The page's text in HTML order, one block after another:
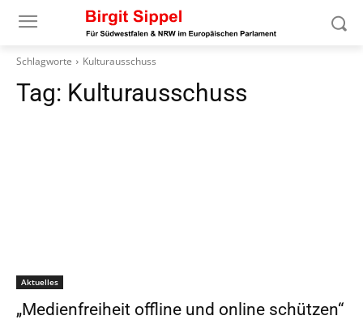
Schlagworte Kulturausschuss
Tag: Kulturausschuss
Aktuelles
„Medienfreiheit offline und online schützen“